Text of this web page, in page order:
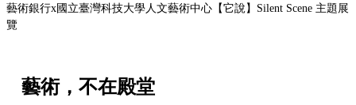
藝術銀行x國立臺灣科技大學人文藝術中心【它說】Silent Scene 主題展
覽
藝術，不在殿堂